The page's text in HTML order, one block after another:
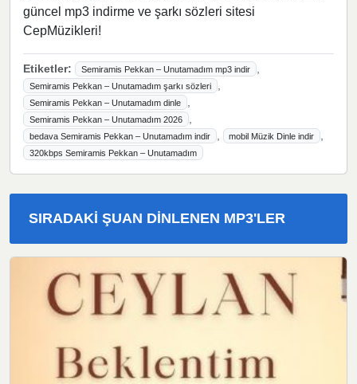
güncel mp3 indirme ve şarkı sözleri sitesi
CepMüzikleri!
Etiketler: Semiramis Pekkan – Unutamadım mp3 indir
Semiramis Pekkan – Unutamadım şarkı sözleri
Semiramis Pekkan – Unutamadım dinle
Semiramis Pekkan – Unutamadım 2026
bedava Semiramis Pekkan – Unutamadım indir mobil Müzik Dinle indir
320kbps Semiramis Pekkan – Unutamadım
SIRADAKI ŞUAN DINLENEN MP3'LER